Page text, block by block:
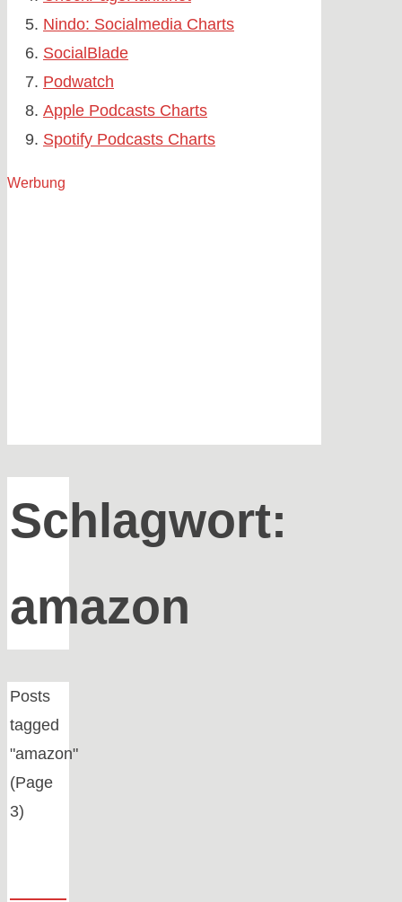
Nindo: Socialmedia Charts
SocialBlade
Podwatch
Apple Podcasts Charts
Spotify Podcasts Charts
Werbung
Schlagwort:
amazon
Home
Posts
tagged
"amazon"
(Page
3)